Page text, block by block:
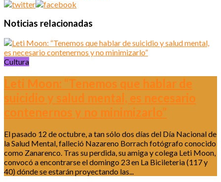
Noticias relacionadas
Cultura
Leti Moon: “Tenemos que hablar de
suicidio y salud mental, es necesario
contenernos y no minimizarlo”
El pasado 12 de octubre, a tan sólo dos días del Día Nacional de
la Salud Mental, falleció Nazareno Borrach fotógrafo conocido
como Zanarenco. Tras su perdida, su amiga y colega Leti Moon,
convocó a encontrarse el domingo 23 en La Bicileteria (117 y
40) dónde se estarán proyectando las...